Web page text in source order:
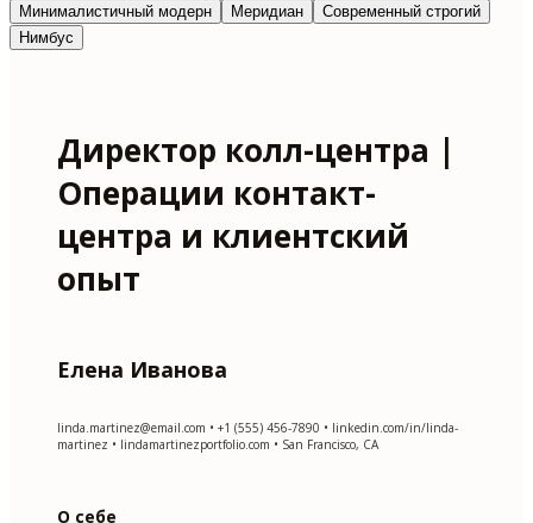
Минималистичный модерн
Меридиан
Современный строгий
Нимбус
Директор колл-центра |
Операции контакт-
центра и клиентский
опыт
Елена Иванова
linda.martinez@email.com • +1 (555) 456-7890 • linkedin.com/in/linda-
martinez • lindamartinezportfolio.com • San Francisco, CA
О себе